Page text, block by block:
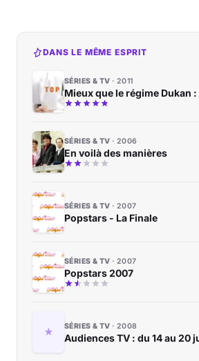
DANS LE MÊME ESPRIT
SÉRIES & TV 2011
Mieux que le régime Dukan :
SÉRIES & TV 2006
En voilà des manières
SÉRIES & TV 2007
Popstars - La Finale
SÉRIES & TV 2007
Popstars 2007
SÉRIES & TV 2008
Audiences TV : du 14 au 20